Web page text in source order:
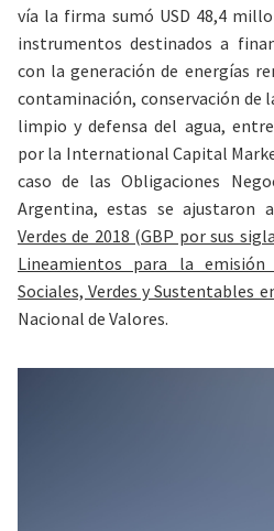
vía la firma sumó USD 48,4
instrumentos destinados a
con la generación de energías
contaminación, conservación de
limpio y defensa del agua,
por la International Capital
caso de las Obligaciones
Argentina, estas se ajustaron
Verdes de 2018 (GBP por sus
Lineamientos para la emisión
Sociales, Verdes y Sustentables
Nacional de Valores.